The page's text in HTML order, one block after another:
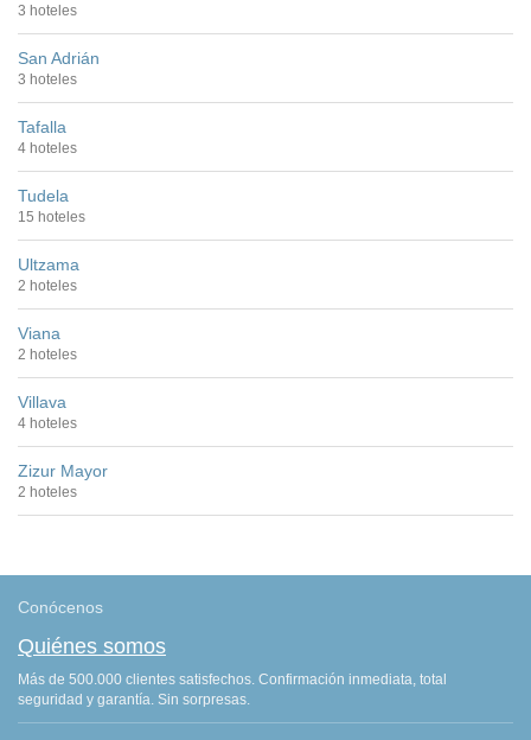
3 hoteles
San Adrián
3 hoteles
Tafalla
4 hoteles
Tudela
15 hoteles
Ultzama
2 hoteles
Viana
2 hoteles
Villava
4 hoteles
Zizur Mayor
2 hoteles
Conócenos
Quiénes somos
Más de 500.000 clientes satisfechos. Confirmación inmediata, total
seguridad y garantía. Sin sorpresas.